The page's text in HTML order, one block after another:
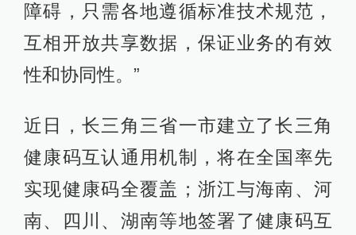
障碍，只需各地遵循标准技术规范，
互相开放共享数据，保证业务的有效
性和协同性。”
近日，长三角三省一市建立了长三角
健康码互认通用机制，将在全国率先
实现健康码全覆盖；浙江与海南、河
南、四川、湖南等地签署了健康码互